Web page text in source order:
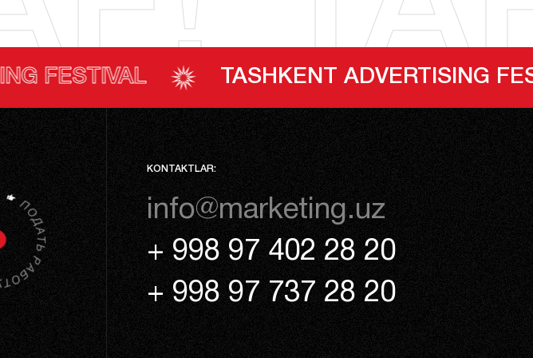
TASHKENT ADVERTISING FESTIVAL
KONTAKTLAR:
info@marketing.uz
+ 998 97 402 28 20
+ 998 97 737 28 20